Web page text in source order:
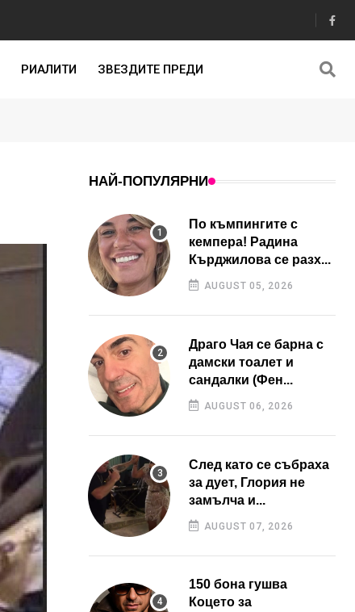
РИАЛИТИ ЗВЕЗДИТЕ ПРЕДИ
НАЙ-ПОПУЛЯРНИ
По къмпингите с
кемпера! Радина
Кърджилова се разх...
AUGUST 05, 2026
Драго Чая се барна с
дамски тоалет и
сандалки (Фен...
AUGUST 06, 2026
След като се събраха
за дует, Глория не
замълча и...
AUGUST 07, 2026
150 бона гушва
Коцето за